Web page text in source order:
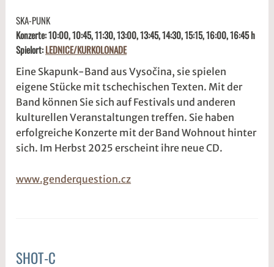
.
M
ä
r
2
0
1
d
w
2
w
e
5
SKA-PUNK
Konzerte: 10:00, 10:45, 11:30, 13:00, 13:45, 14:30, 15:15, 16:00, 16:45 h
Spielort:LEDNICE/KURKOLONADE
Eine Skapunk-Band aus Vysočina, sie spielen
eigene Stücke mit tschechischen Texten. Mit der
Band können Sie sich auf Festivals und anderen
kulturellen Veranstaltungen treffen. Sie haben
erfolgreiche Konzerte mit der Band Wohnout hinter
sich. Im Herbst 2025 erscheint ihre neue CD.
www.genderquestion.cz
ALLGEMEIN
SHOT-C